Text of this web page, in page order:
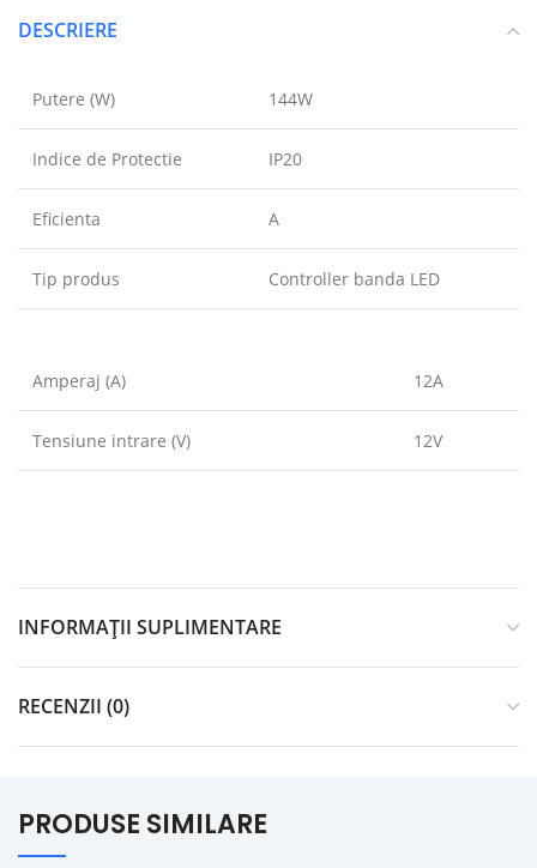
DESCRIERE
Putere (W) 144W
Indice de Protectie IP20
Eficienta A
Tip produs Controller banda LED
Amperaj (A) 12A
Tensiune intrare (V) 12V
INFORMAȚII SUPLIMENTARE
RECENZII (0)
PRODUSE SIMILARE